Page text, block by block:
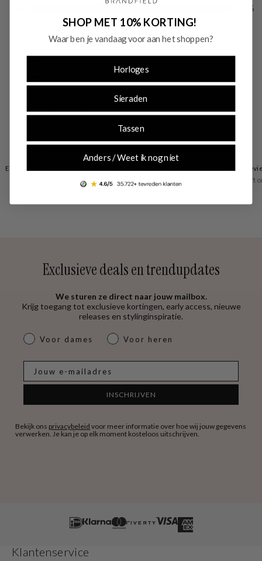
Eenvoudig retourneren
vooraf of achteraf
Uitstekende
Trusted Shops geeft
Exclusieve deals en trendupdates
We sturen ze direct naar jouw mailbox.
Krijg toegang tot exclusieve kortingen, early access, nieuwe
releases en stylinginspiratie.
dames & heren
Voor dames Voor heren
INSCHRIJVEN
Bekijk ons privacybeleid voor meer informatie over hoe wij jouw gegevens
verwerken. Je kan je op elk moment kosteloos uitschrijven.
Klantenservice
SHOP MET 10% KORTING!
Waar ben je vandaag voor aan het shoppen?
Horloges
Sieraden
Tassen
Anders / Weet ik nog niet